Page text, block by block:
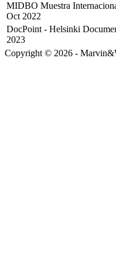
MIDBO Muestra
Oct 2022
DocPoint - Helsinki
2023
Copyright © 2026 -